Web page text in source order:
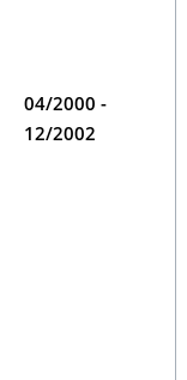
04/2000 -
12/2002